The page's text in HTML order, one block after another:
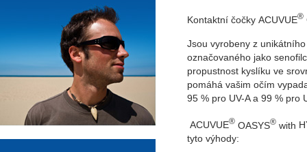
Kontaktní čočky ACUVUE®
Jsou vyrobeny z
označovaného jako
propustnost kyslíku ve
pomáhá vašim očím
95 % pro UV-A a 99 % pro
ACUVUE® OASYS® with
tyto výhody: